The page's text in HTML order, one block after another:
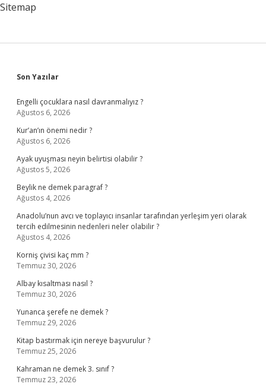
Sitemap
Sidebar
Son Yazılar
Engelli çocuklara nasıl davranmalıyız ?
Ağustos 6, 2026
Kur’an’ın önemi nedir ?
Ağustos 6, 2026
Ayak uyuşması neyin belirtisi olabilir ?
Ağustos 5, 2026
Beylik ne demek paragraf ?
Ağustos 4, 2026
Anadolu’nun avcı ve toplayıcı insanlar tarafından yerleşim yeri olarak
tercih edilmesinin nedenleri neler olabilir ?
Ağustos 4, 2026
Korniş çivisi kaç mm ?
Temmuz 30, 2026
Albay kısaltması nasıl ?
Temmuz 30, 2026
Yunanca şerefe ne demek ?
Temmuz 29, 2026
Kitap bastırmak için nereye başvurulur ?
Temmuz 25, 2026
Kahraman ne demek 3. sınıf ?
Temmuz 23, 2026